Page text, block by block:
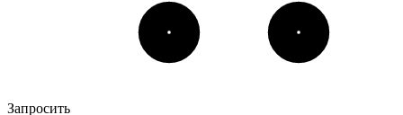
Запросить